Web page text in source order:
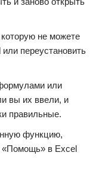
не можете
переустановить
или
вы их ввели, и
правильные.
функцию,
«Помощь» в Excel